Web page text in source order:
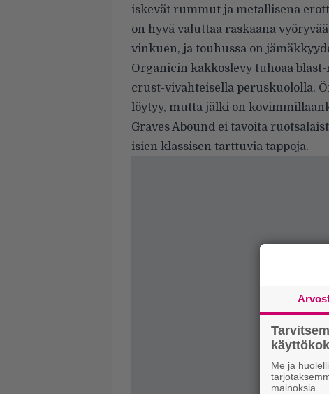
iskevät rummut ja metallisena
on hyvä valuttaa raskaana
vinkuen, ja touhussa on
Organicin kakkoslevy tuhoaa
crust-vivahteisella peruskuololla.
löytyy, mutta jälki on
Graves Abound ei tavoita
isien klassisen tarttuvia tappoja.
Me ja
mainoksia.